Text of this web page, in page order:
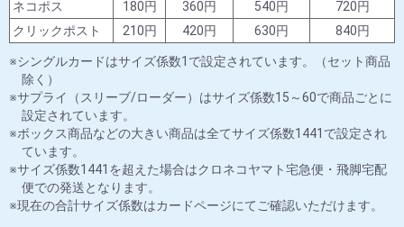
ネコポス
180円 360円 540円
720円
クリックポスト
210円 420円 630円 840円
シングルカードはサイズ係数1で設定されています。（セット商品
除く）
サプライ（スリーブ/ローダー）はサイズ係数15～60で商品ごとに
設定されています。
ボックス商品などの大きい商品は全てサイズ係数1441で設定され
ています。
サイズ係数1441を超えた場合はクロネコヤマト宅急便・飛脚宅配
便での発送となります。
現在の合計サイズ係数はカードページにてご確認いただけます。